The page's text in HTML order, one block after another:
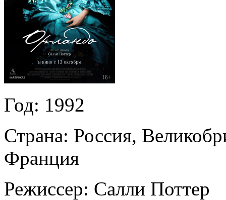
Год: 1992
Страна: Россия,
Франция
Режиссер: Салли Поттер